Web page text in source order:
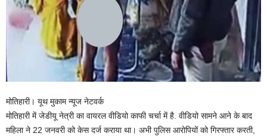
मोतिहारी। यूथ मुकाम न्यूज नेटवर्क
मोतिहारी में जेडीयू नेत्री का वायरल वीडियो काफी चर्चा में है. वीडियो सामने आने के बाद
महिला ने 22 जनवरी को केस दर्ज कराया था। अभी पुलिस आरोपियों को गिरफ्तार करती,